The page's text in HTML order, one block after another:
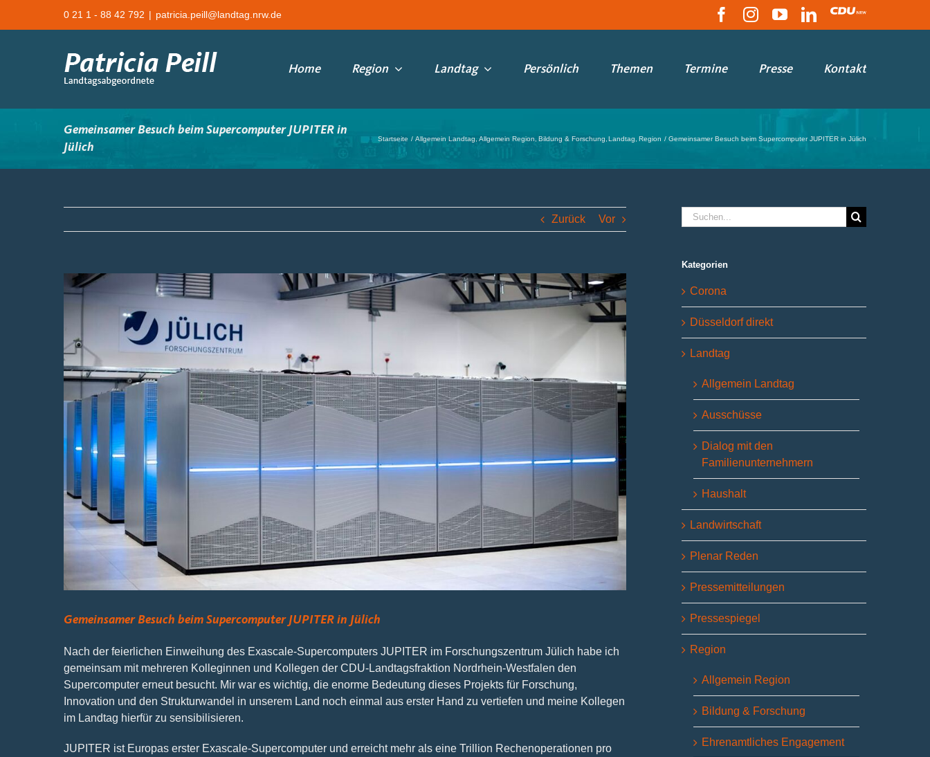
0 21 1 - 88 42 792 | patricia.peill@landtag.nrw.de Facebook
Instagram
YouTubeLinkedIn
CDU
Home Region Landtag Persönlich Themen Termine Presse Kontakt
Gemeinsamer Besuch beim Supercomputer JUPITER in
Jülich
Startseite Allgemein Landtag Allgemein Region Bildung & Forschung Landtag Region Gemeinsamer Besuch beim Supercomputer JUPITER in Jülich
Zurück Vor
Zeige
grösseres
Gemeinsamer Besuch beim Supercomputer JUPITER in Jülich
Nach der feierlichen Einweihung des Exascale-Supercomputers JUPITER im Forschungszentrum Jülich habe ich
gemeinsam mit mehreren Kolleginnen und Kollegen der CDU-Landtagsfraktion Nordrhein-Westfalen den
Supercomputer erneut besucht. Mir war es wichtig, die enorme Bedeutung dieses Projekts für Forschung,
Innovation und den Strukturwandel in unserem Land noch einmal aus erster Hand zu vertiefen und meine Kollegen
im Landtag hierfür zu sensibilisieren.
JUPITER ist Europas erster Exascale-Supercomputer und erreicht mehr als eine Trillion Rechenoperationen pro
Suche
nach:
Kategorien
Corona
Düsseldorf direkt
Landtag
Allgemein Landtag
Ausschüsse
Dialog mit den
Familienunternehmern
Haushalt
Landwirtschaft
Plenar Reden
Pressemitteilungen
Pressespiegel
Region
Allgemein Region
Bildung & Forschung
Ehrenamtliches Engagement